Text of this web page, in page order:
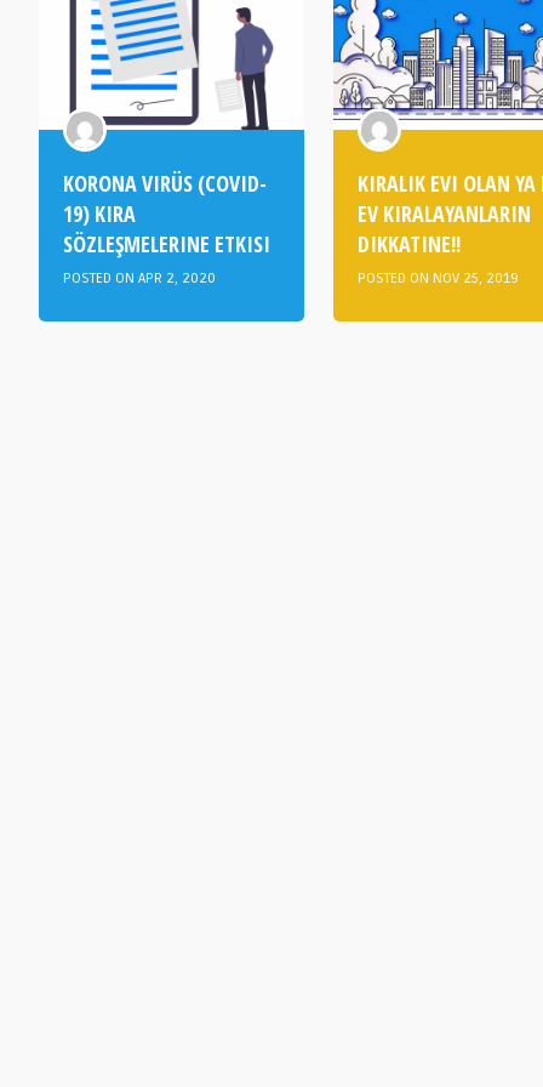
KORONA VIRÜS (COVID-
19) KIRA
SÖZLEŞMELERINE ETKISI
POSTED ON APR 2, 2020
KIRALIK EVI OLAN YA
EV KIRALAYANLARIN
DIKKATINE!!
POSTED ON NOV 25, 2019